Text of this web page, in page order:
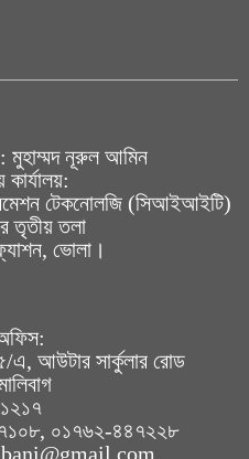
মুহাম্মদ নূরুল আমিন
কার্যালয়:
টেকনোলজি (সিআইআইটি)
তৃতীয় তলা
ভোলা।
এ, আউটার সার্কুলার রোড
১২১৭
০১৭৬২-৪৪৭২২৮